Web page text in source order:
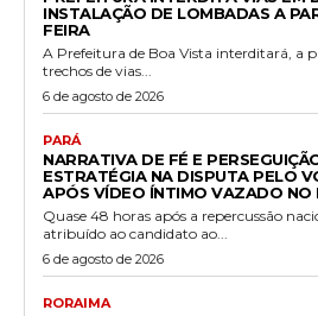
INSTALAÇÃO DE LOMBADAS A
FEIRA
A Prefeitura de Boa Vista interditará, a
trechos de vias...
6 de agosto de 2026
PARÁ
NARRATIVA DE FÉ E
ESTRATÉGIA NA DISPUTA PELO
APÓS VÍDEO ÍNTIMO VAZADO NO
Quase 48 horas após a repercussão
atribuído ao candidato ao...
6 de agosto de 2026
RORAIMA